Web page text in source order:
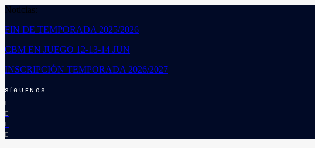
Noticias:
FIN DE TEMPORADA 2025/2026
CBM EN JUEGO 12-13-14 JUN
INSCRIPCIÓN TEMPORADA 2026/2027
SÍGUENOS: